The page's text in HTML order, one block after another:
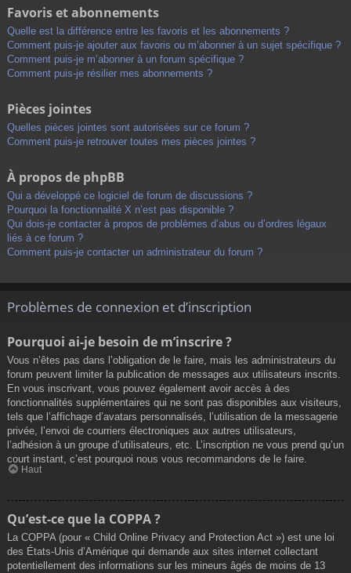
Favoris et abonnements
Quelle est la différence entre les favoris et les abonnements ?
Comment puis-je ajouter aux favoris ou m’abonner à un sujet spécifique ?
Comment puis-je m’abonner à un forum spécifique ?
Comment puis-je résilier mes abonnements ?
Pièces jointes
Quelles pièces jointes sont autorisées sur ce forum ?
Comment puis-je retrouver toutes mes pièces jointes ?
À propos de phpBB
Qui a développé ce logiciel de forum de discussions ?
Pourquoi la fonctionnalité X n’est pas disponible ?
Qui dois-je contacter à propos de problèmes d’abus ou d’ordres légaux
liés à ce forum ?
Comment puis-je contacter un administrateur du forum ?
Problèmes de connexion et d’inscription
Pourquoi ai-je besoin de m’inscrire ?
Vous n’êtes pas dans l’obligation de le faire, mais les administrateurs du
forum peuvent limiter la publication de messages aux utilisateurs inscrits.
En vous inscrivant, vous pouvez également avoir accès à des
fonctionnalités supplémentaires qui ne sont pas disponibles aux visiteurs,
tels que l’affichage d’avatars personnalisés, l’utilisation de la messagerie
privée, l’envoi de courriers électroniques aux autres utilisateurs,
l’adhésion à un groupe d’utilisateurs, etc. L’inscription ne vous prend qu’un
court instant, c’est pourquoi nous vous recommandons de le faire.
Haut
Qu’est-ce que la COPPA ?
La COPPA (pour « Child Online Privacy and Protection Act ») est une loi
des États-Unis d’Amérique qui demande aux sites internet collectant
potentiellement des informations sur les mineurs âgés de moins de 13